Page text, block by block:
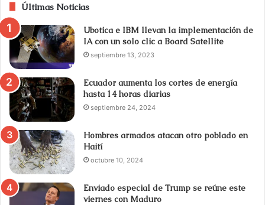
Últimas Noticias
Ubotica e IBM llevan la implementación de
IA con un solo clic a Board Satellite
septiembre 13, 2023
Ecuador aumenta los cortes de energía
hasta 14 horas diarias
septiembre 24, 2024
Hombres armados atacan otro poblado en
Haití
octubre 10, 2024
Enviado especial de Trump se reúne este
viernes con Maduro